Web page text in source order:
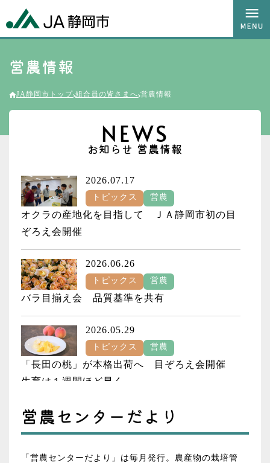
営農情報
JA静岡市トップ 組合員の皆さまへ 営農情報
NEWS
お知らせ 営農情報
2026.07.17
トピックス 営農
オクラの産地化を目指して ＪＡ静岡市初の目
ぞろえ会開催
2026.06.26
トピックス 営農
バラ目揃え会 品質基準を共有
2026.05.29
トピックス 営農
「長田の桃」が本格出荷へ 目ぞろえ会開催
生育は１週間ほど早く
2026.03.26
トピックス 営農
営農センターだより
「営農センターだより」は毎月発行。農産物の栽培管